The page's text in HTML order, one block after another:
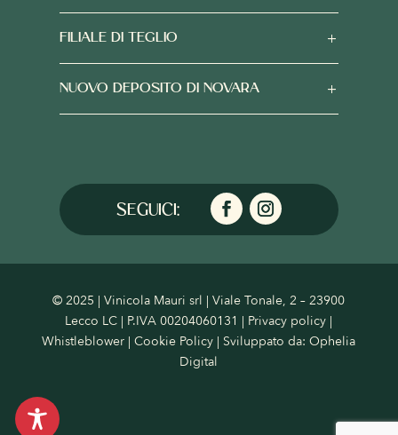
FILIALE DI TEGLIO
NUOVO DEPOSITO DI NOVARA
© 2025 | Vinicola Mauri srl | Viale Tonale, 2 – 23900
Lecco LC | P.IVA 00204060131 | Privacy policy |
Whistleblower |Cookie Policy | Sviluppato da:Ophelia
Digital